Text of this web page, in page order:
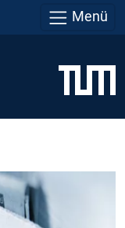
Menü